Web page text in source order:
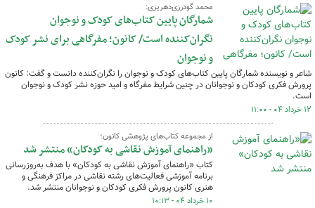
محمد گودرزی‌دهریزی:
شمارگان پایین کتاب‌های کودک و نوجوان
نگران‌کننده است/ کانون؛ مفرگاهی برای نشر کودک
و نوجوان
شاعر و نویسنده شمارگان پایین کتاب‌های کودک و نوجوان را نگران‌کننده دانست و گفت: کانون
پرورش فکری کودکان و نوجوانان در چنین شرایط مفرگاه و امید حوزه نشر کودک و نوجوان
است.
۱۲ خرداد ۰۴ - ۱۱:۰۰
از مجموعه کتاب‌های پژوهشی کانون؛
«راهنمای آموزش نقاشی به کودکان» منتشر شد
کتاب «راهنمای آموزش نقاشی به کودکان» با هدف به‌روزرسانی
برنامه آموزشی فعالیت‌های رشته نقاشی در مراکز فرهنگی و
هنری کانون پرورش فکری کودکان و نوجوانان منتشر شد.
۱۰ خرداد ۰۴ - ۱۰:۱۳